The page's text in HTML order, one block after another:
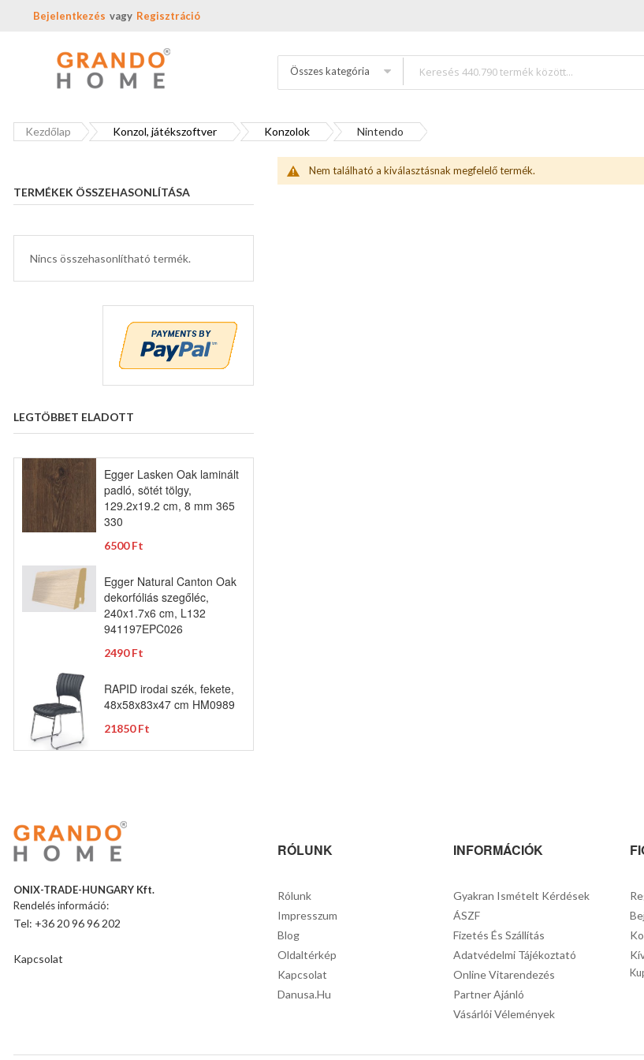
Bejelentkezés Regisztráció
Összes kategória
Kezdőlap Konzol, játékszoftver Konzolok Nintendo
Nem található a kiválasztásnak megfelelő termék.
TERMÉKEK ÖSSZEHASONLÍTÁSA
Nincs összehasonlítható termék.
LEGTÖBBET ELADOTT
Egger Lasken Oak laminált
padló, sötét tölgy,
129.2x19.2 cm, 8 mm 365
330
6500 Ft
Egger Natural Canton Oak
dekorfóliás szegőléc,
240x1.7x6 cm, L132
941197EPC026
2490 Ft
RAPID irodai szék, fekete,
48x58x83x47 cm HM0989
21850 Ft
ONIX-TRADE-HUNGARY Kft.
Rendelés információ:
Tel: +36 20 96 96 202
Kapcsolat
RÓLUNK
Rólunk
Impresszum
Blog
Oldaltérkép
Kapcsolat
Danusa.hu
INFORMÁCIÓK
Gyakran Ismételt Kérdések
ÁSZF
Fizetés És Szállítás
Adatvédelmi Tájékoztató
Online Vitarendezés
Partner Ajánló
Vásárlói Vélemények